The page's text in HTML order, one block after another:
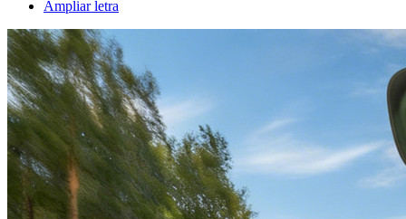
Ampliar letra